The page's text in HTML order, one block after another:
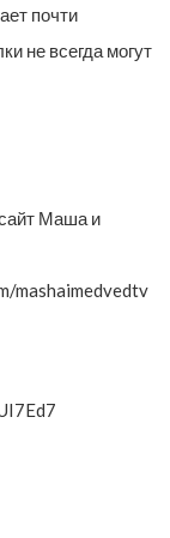
почти
не всегда могут
Маша и
mashaimedvedtv